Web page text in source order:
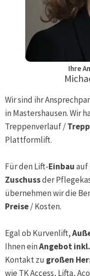
Ihre
Wir sind ihr
inMastershausen. Wir
Treppenverlauf /
Plattformlift.
Für den Lift-Einbauauf
Zuschussder
übernehmen wir die
Preise/ Kosten.
Egal ob Kurvenlift,
Ihnen einAngebot
Kontakt zu großen
wie TK Access, Lifta,